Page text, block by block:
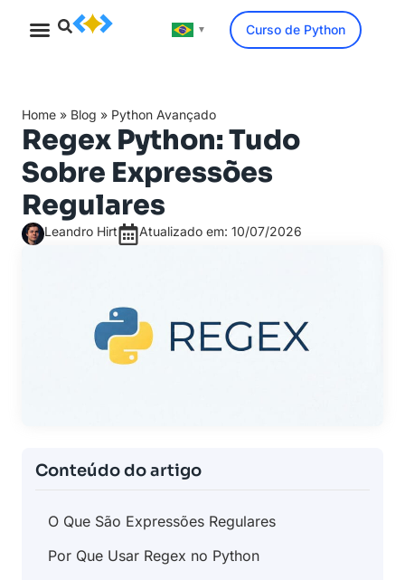
▼ Curso de Python
Home » Blog » Python Avançado
Regex Python: Tudo
Sobre Expressões
Regulares
Leandro Hirt Atualizado em: 10/07/2026
Conteúdo do artigo
O Que São Expressões Regulares
Por Que Usar Regex no Python